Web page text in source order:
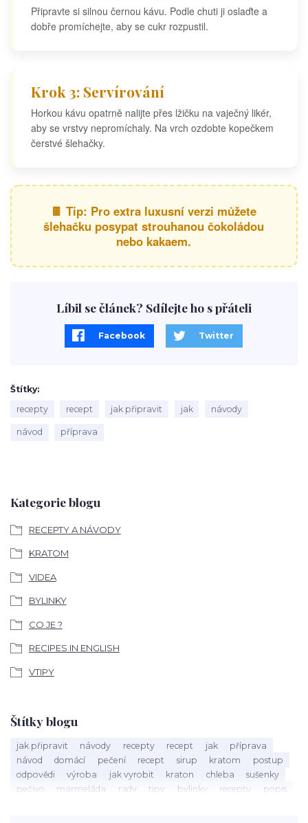
Kategorie blogu
RECEPTY A NÁVODY
KRATOM
VIDEA
BYLINKY
CO JE ?
RECIPES IN ENGLISH
VTIPY
Štítky blogu
jak připravit návody recepty recept jak
příprava
návod
domácí pečení recept sirup kratom
postup
odpovědi
výroba jak vyrobit kraton chleba
sušenky
pečivo
marmeláda rady tipy bylinky recepty
popis
Připravte si silnou černou kávu. Podle chuti ji oslaďte a
dobře promíchejte, aby se cukr rozpustil.
Krok 3: Servírování
Horkou kávu opatrně nalijte přes lžičku na vaječný likér,
aby se vrstvy nepromíchaly. Na vrch ozdobte kopečkem
čerstvé šlehačky.
🍫 Tip: Pro extra luxusní verzi můžete
šlehačku posypat strouhanou čokoládou
nebo kakaem.
Líbil se článek? Sdílejte ho s přáteli
Facebook Twitter
Štítky
recepty
recept jak připravit jak návody
návod příprava